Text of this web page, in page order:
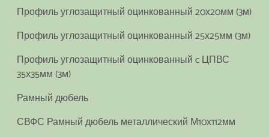
Профиль углозащитный оцинкованный 20х20мм (3м)
Профиль углозащитный оцинкованный 25х25мм (3м)
Профиль углозащитный оцинкованный c ЦПВС
35х35мм (3м)
Рамный дюбель
СВФС Рамный дюбель металлический М10х112мм